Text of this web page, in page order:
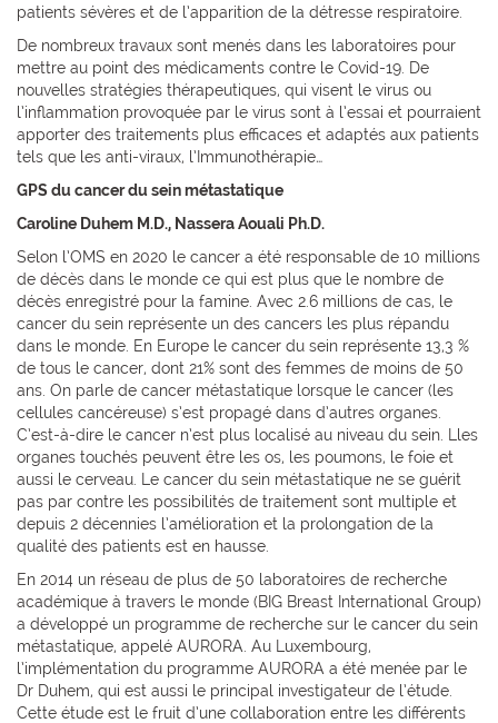
patients sévères et de l’apparition de la détresse respiratoire.
De nombreux travaux sont menés dans les laboratoires pour
mettre au point des médicaments contre le Covid-19. De
nouvelles stratégies thérapeutiques, qui visent le virus ou
l’inflammation provoquée par le virus sont à l’essai et pourraient
apporter des traitements plus efficaces et adaptés aux patients
tels que les anti-viraux, l’Immunothérapie…
GPS du cancer du sein métastatique
Caroline Duhem M.D., Nassera Aouali Ph.D.
Selon l’OMS en 2020 le cancer a été responsable de 10 millions
de décès dans le monde ce qui est plus que le nombre de
décès enregistré pour la famine. Avec 2.6 millions de cas, le
cancer du sein représente un des cancers les plus répandu
dans le monde. En Europe le cancer du sein représente 13,3 %
de tous le cancer, dont 21% sont des femmes de moins de 50
ans. On parle de cancer métastatique lorsque le cancer (les
cellules cancéreuse) s’est propagé dans d’autres organes.
C’est-à-dire le cancer n’est plus localisé au niveau du sein. Lles
organes touchés peuvent être les os, les poumons, le foie et
aussi le cerveau. Le cancer du sein métastatique ne se guérit
pas par contre les possibilités de traitement sont multiple et
depuis 2 décennies l’amélioration et la prolongation de la
qualité des patients est en hausse.
En 2014 un réseau de plus de 50 laboratoires de recherche
académique à travers le monde (BIG Breast International Group)
a développé un programme de recherche sur le cancer du sein
métastatique, appelé AURORA. Au Luxembourg,
l’implémentation du programme AURORA a été menée par le
Dr Duhem, qui est aussi le principal investigateur de l’étude.
Cette étude est le fruit d’une collaboration entre les différents